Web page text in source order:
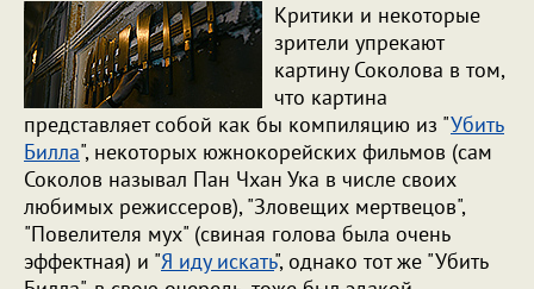
Критики и некоторые
зрители упрекают
картину Соколова в том,
что картина
представляет собой как бы компиляцию из "Убить
Билла", некоторых южнокорейских фильмов (сам
Соколов называл Пан Чхан Ука в числе своих
любимых режиссеров), "Зловещих мертвецов",
"Повелителя мух" (свиная голова была очень
эффектная) и "Я иду искать", однако тот же "Убить